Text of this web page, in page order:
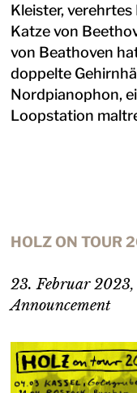
Kleister, verehrtes
Katze von
von Beathoven
doppelte
Nordpianophon,
Loopstation
HOLZ ON TOUR
23. Februar 2023,
Announcement